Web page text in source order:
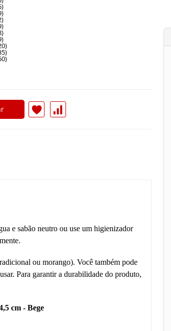
e sabão neutro ou use um higienizador
ou morango). Você também pode
Para garantir a durabilidade do produto,
cm - Bege